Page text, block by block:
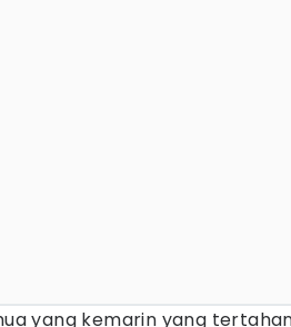
yang kemarin yang